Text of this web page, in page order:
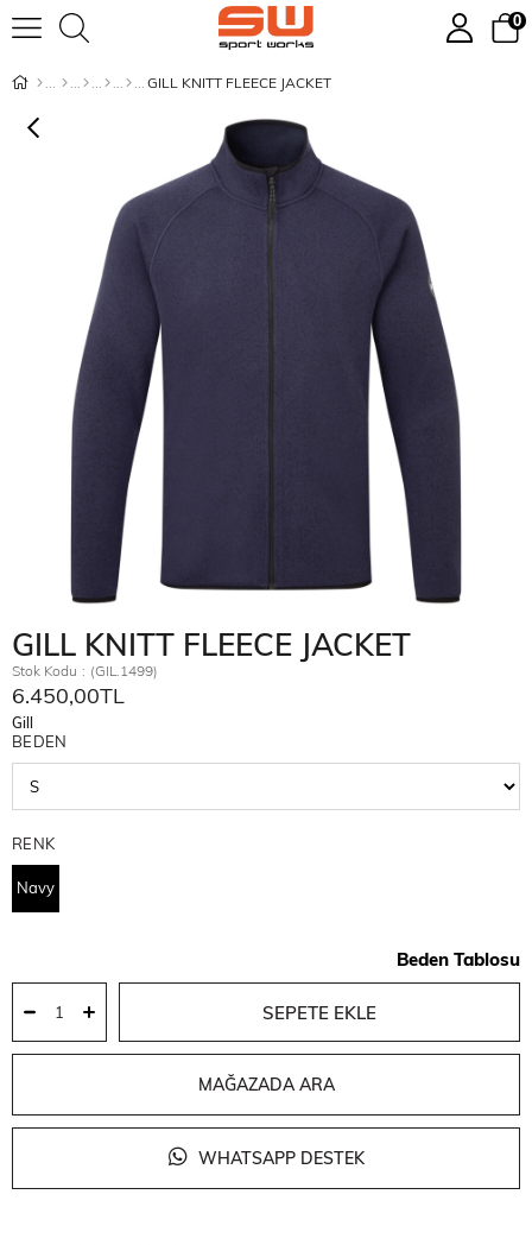
0
GILL KNITT FLEECE JACKET
GILL KNITT FLEECE JACKET
Stok Kodu (GIL.1499)
6.450,00TL
Gill
BEDEN
RENK
Navy
Beden Tablosu
MAĞAZADA ARA
WHATSAPP DESTEK